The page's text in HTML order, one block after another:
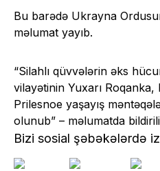
Bu barədə Ukrayna
məlumat yayıb.
“Silahlı qüvvələrin əks
vilayətinin Yuxarı
Prilesnoe yaşayış
olunub” – məlumatda
Bizi sosial şəbəkələrdə